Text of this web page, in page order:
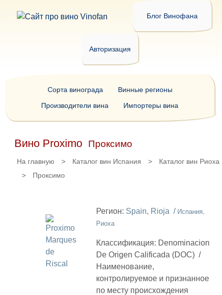
Блог Винофана
Авторизация
Вино Proximo Проксимо
На главную > Каталог вин Испания >
Каталог вин Риоха
>
Проксимо
Регион: Spain, Rioja / Испания,
Риоха
Классификация: Denominacion
De Origen Сalificada (DOC) /
Наименование,
контролируемое и признанное
по месту происхождения
Сорта винограда
Винные регионы
Производители вина
Импортеры вина